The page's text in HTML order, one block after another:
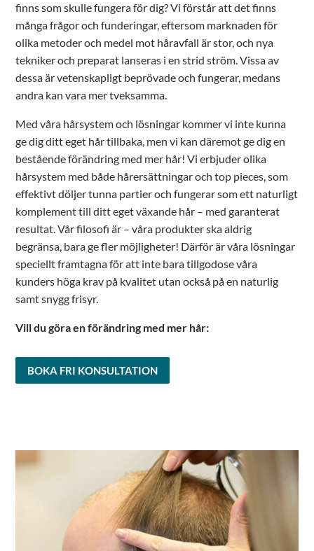
finns som skulle fungera för dig? Vi förstår att det finns
många frågor och funderingar, eftersom marknaden för
olika metoder och medel mot håravfall är stor, och nya
tekniker och preparat lanseras i en strid ström. Vissa av
dessa är vetenskapligt beprövade och fungerar, medans
andra kan vara mer tveksamma.
Med våra hårsystem och lösningar kommer vi inte kunna
ge dig ditt eget hår tillbaka, men vi kan däremot ge dig en
bestående förändring med mer hår! Vi erbjuder olika
hårsystem med både hårersättningar och top pieces, som
effektivt döljer tunna partier och fungerar som ett naturligt
komplement till ditt eget växande hår – med garanterat
resultat. Vår filosofi är – våra produkter ska aldrig
begränsa, bara ge fler möjligheter! Därför är våra lösningar
speciellt framtagna för att inte bara tillgodose våra
kunders höga krav på kvalitet utan också på en naturlig
samt snygg frisyr.
Vill du göra en förändring med mer hår:
BOKA FRI KONSULTATION